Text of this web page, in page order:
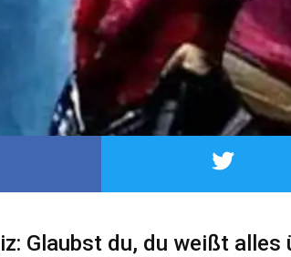
Glaubst du, du weißt alles